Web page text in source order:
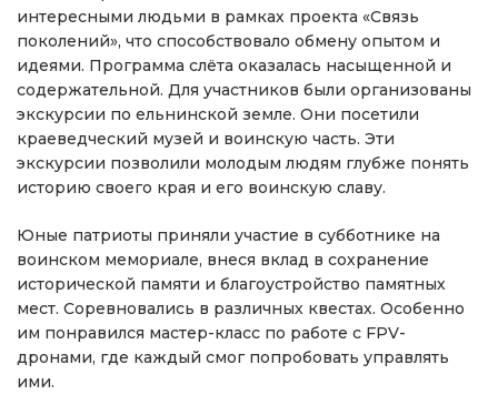
интересными людьми в рамках проекта «Связь
поколений», что способствовало обмену опытом и
идеями. Программа слёта оказалась насыщенной и
содержательной. Для участников были организованы
экскурсии по ельнинской земле. Они посетили
краеведческий музей и воинскую часть. Эти
экскурсии позволили молодым людям глубже понять
историю своего края и его воинскую славу.
Юные патриоты приняли участие в субботнике на
воинском мемориале, внеся вклад в сохранение
исторической памяти и благоустройство памятных
мест. Соревновались в различных квестах. Особенно
им понравился мастер-класс по работе с FPV-
дронами, где каждый смог попробовать управлять
ими.